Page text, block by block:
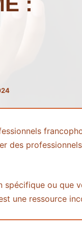
des
spécifique ou que
une ressource